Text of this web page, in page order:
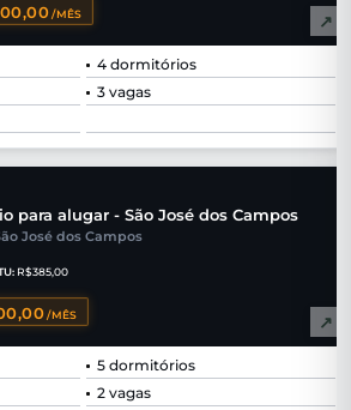
/MÊS ↗
4 dormitórios
3 vagas
para alugar - São José dos Campos
José dos Campos
R$385,00
/MÊS ↗
5 dormitórios
2 vagas